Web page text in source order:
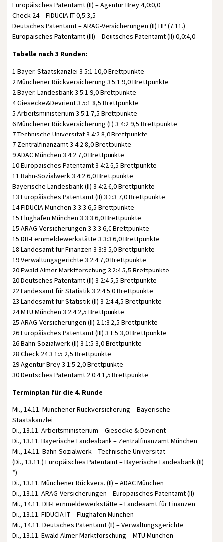
Europäisches Patentamt (II) – Agentur Brey 4,0:0,0
Check 24 – FIDUCIA IT 0,5:3,5
Deutsches Patentamt – ARAG-Versicherungen (II) HP (7.11.)
Europäisches Patentamt (III) – Deutsches Patentamt (II) 0,0:4,0
Tabelle nach 3 Runden:
1 Bayer. Staatskanzlei 3 5:1 10,0 Brettpunkte
2 Münchener Rückversicherung 3 5:1 9,0 Brettpunkte
2 Bayer. Landesbank 3 5:1 9,0 Brettpunkte
4 Giesecke&Devrient 3 5:1 8,5 Brettpunkte
5 Arbeitsministerium 3 5:1 7,5 Brettpunkte
6 Münchener Rückversicherung (II) 3 4:2 9,5 Brettpunkte
7 Technische Universität 3 4:2 8,0 Brettpunkte
7 Zentralfinanzamt 3 4:2 8,0 Brettpunkte
9 ADAC München 3 4:2 7,0 Brettpunkte
10 Europäisches Patentamt 3 4:2 6,5 Brettpunkte
11 Bahn-Sozialwerk 3 4:2 6,0 Brettpunkte
Bayerische Landesbank (II) 3 4:2 6,0 Brettpunkte
13 Europäisches Patentamt (II) 3 3:3 7,0 Brettpunkte
14 FIDUCIA München 3 3:3 6,5 Brettpunkte
15 Flughafen München 3 3:3 6,0 Brettpunkte
15 ARAG-Versicherungen 3 3:3 6,0 Brettpunkte
15 DB-Fernmeldewerkstätte 3 3:3 6,0 Brettpunkte
18 Landesamt für Finanzen 3 3:3 5,0 Brettpunkte
19 Verwaltungsgerichte 3 2:4 7,0 Brettpunkte
20 Ewald Almer Marktforschung 3 2:4 5,5 Brettpunkte
20 Deutsches Patentamt (II) 3 2:4 5,5 Brettpunkte
22 Landesamt für Statistik 3 2:4 5,0 Brettpunkte
23 Landesamt für Statistik (II) 3 2:4 4,5 Brettpunkte
24 MTU München 3 2:4 2,5 Brettpunkte
25 ARAG-Versicherungen (II) 2 1:3 2,5 Brettpunkte
26 Europäisches Patentamt (III) 3 1:5 3,0 Brettpunkte
26 Bahn-Sozialwerk (II) 3 1:5 3,0 Brettpunkte
28 Check 24 3 1:5 2,5 Brettpunkte
29 Agentur Brey 3 1:5 2,0 Brettpunkte
30 Deutsches Patentamt 2 0:4 1,5 Brettpunkte
Terminplan für die 4. Runde
Mi., 14.11. Münchener Rückversicherung – Bayerische
Staatskanzlei
Di., 13.11. Arbeitsministerium – Giesecke & Devrient
Di., 13.11. Bayerische Landesbank – Zentralfinanzamt München
Mi., 14.11. Bahn-Sozialwerk – Technische Universität
(Di., 13.11.) Europäisches Patentamt – Bayerische Landesbank (II)
*)
Di., 13.11. Münchener Rückvers. (II) – ADAC München
Di., 13.11. ARAG-Versicherungen – Europäisches Patentamt (II)
Mi., 14.11. DB-Fernmeldewerkstätte – Landesamt für Finanzen
Di., 13.11. FIDUCIA IT – Flughafen München
Mi., 14.11. Deutsches Patentamt (II) – Verwaltungsgerichte
Di., 13.11. Ewald Almer Marktforschung – MTU München